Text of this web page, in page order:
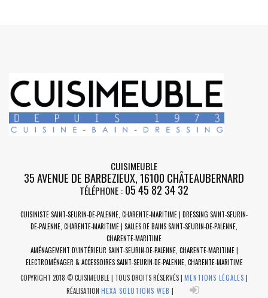
CUISIMEUBLE
35 AVENUE DE BARBEZIEUX,16100 CHÂTEAUBERNARD
TÉLÉPHONE : 05 45 82 34 32
CUISINISTE SAINT-SEURIN-DE-PALENNE, CHARENTE-MARITIME | DRESSING SAINT-SEURIN-
DE-PALENNE, CHARENTE-MARITIME | SALLES DE BAINS SAINT-SEURIN-DE-PALENNE,
CHARENTE-MARITIME
AMÉNAGEMENT D\'INTÉRIEUR SAINT-SEURIN-DE-PALENNE, CHARENTE-MARITIME |
ELECTROMÉNAGER & ACCESSOIRES SAINT-SEURIN-DE-PALENNE, CHARENTE-MARITIME
COPYRIGHT 2018 © CUISIMEUBLE | TOUS DROITS RÉSERVÉS | MENTIONS LÉGALES |
RÉALISATIONHEXA SOLUTIONS WEB |